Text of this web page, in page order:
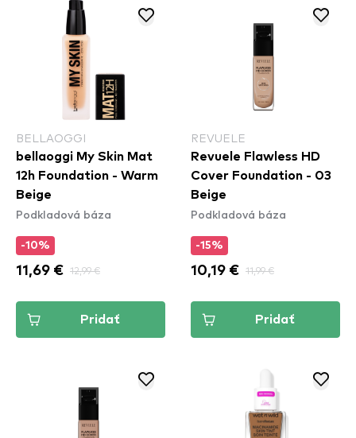
BELLAOGGI
bellaoggi My Skin Mat
12h Foundation - Warm
Beige
Podkladová báza
-10%
11,69 € 12,99 €
Pridať
REVUELE
Revuele Flawless HD
Cover Foundation - 03
Beige
Podkladová báza
-15%
10,19 € 11,99 €
Pridať